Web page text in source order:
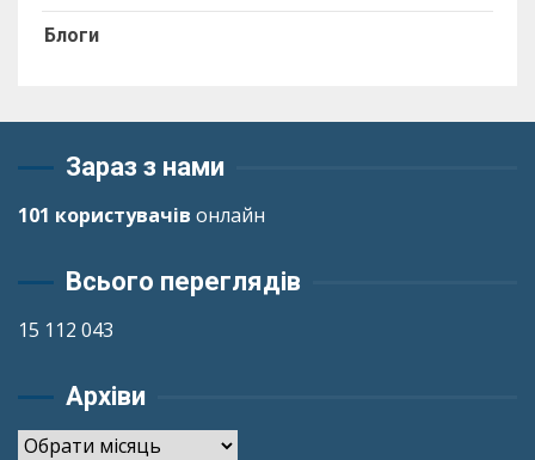
Блоги
Зараз з нами
101 користувачів онлайн
Всього переглядів
15 112 043
Архіви
Архіви